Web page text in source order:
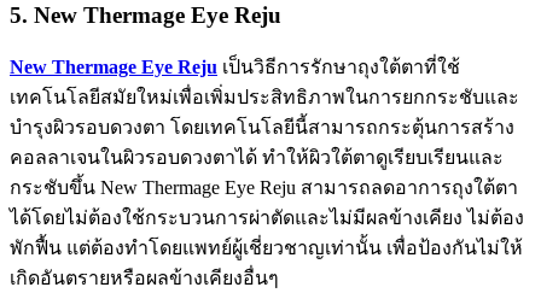
5. New Thermage Eye Reju
New Thermage Eye Reju เป็นวิธีการรักษาถุงใต้ตาที่ใช้
เทคโนโลยีสมัยใหม่เพื่อเพิ่มประสิทธิภาพในการยกกระชับและ
บำรุงผิวรอบดวงตา โดยเทคโนโลยีนี้สามารถกระตุ้นการสร้าง
คอลลาเจนในผิวรอบดวงตาได้ ทำให้ผิวใต้ตาดูเรียบเรียนและ
กระชับขึ้น New Thermage Eye Reju สามารถลดอาการถุงใต้ตา
ได้โดยไม่ต้องใช้กระบวนการผ่าตัดและไม่มีผลข้างเคียง ไม่ต้อง
พักฟื้น แต่ต้องทำโดยแพทย์ผู้เชี่ยวชาญเท่านั้น เพื่อป้องกันไม่ให้
เกิดอันตรายหรือผลข้างเคียงอื่นๆ